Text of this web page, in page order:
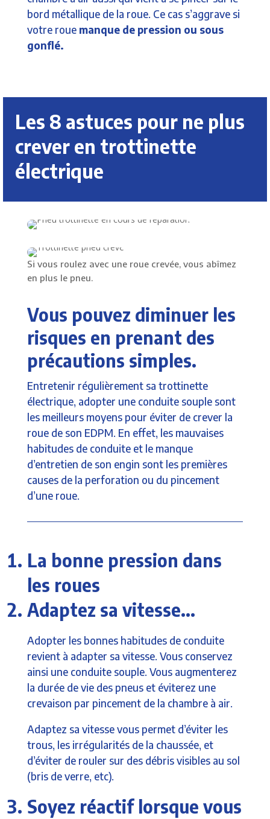
bord métallique de la roue. Ce cas s’aggrave si
votre roue manque de pression ou sous
gonflé.
Les 8 astuces pour ne plus
crever en trottinette
électrique
Si vous roulez avec une roue crevée, vous abîmez
en plus le pneu.
Vous pouvez diminuer les
risques en prenant des
précautions simples.
Entretenir régulièrement sa trottinette
électrique, adopter une conduite souple sont
les meilleurs moyens pour éviter de crever la
roue de son EDPM. En effet, les mauvaises
habitudes de conduite et le manque
d’entretien de son engin sont les premières
causes de la perforation ou du pincement
d’une roue.
La bonne pression dans
les roues
Adaptez sa vitesse…
Adopter les bonnes habitudes de conduite
revient à adapter sa vitesse. Vous conservez
ainsi une conduite souple. Vous augmenterez
la durée de vie des pneus et éviterez une
crevaison par pincement de la chambre à air.
Adaptez sa vitesse vous permet d’éviter les
trous, les irrégularités de la chaussée, et
d’éviter de rouler sur des débris visibles au sol
(bris de verre, etc).
Soyez réactif lorsque vous